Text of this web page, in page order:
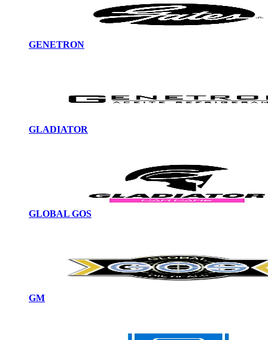
GENETRON
GLADIATOR
GLOBAL GOS
GM